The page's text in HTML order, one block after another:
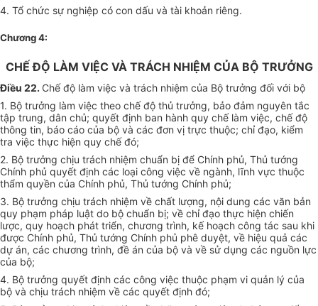
4. Tổ chức sự nghiệp có con dấu và tài khoản riêng.
Chương 4:
CHẾ ĐỘ LÀM VIỆC VÀ TRÁCH NHIỆM CỦA BỘ TRƯỞNG
Điều 22. Chế độ làm việc và trách nhiệm của Bộ trưởng đối với bộ
1. Bộ trưởng làm việc theo chế độ thủ trưởng, bảo đảm nguyên tắc
tập trung, dân chủ; quyết định ban hành quy chế làm việc, chế độ
thông tin, báo cáo của bộ và các đơn vị trực thuộc; chỉ đạo, kiểm
tra việc thực hiện quy chế đó;
2. Bộ trưởng chịu trách nhiệm chuẩn bị để Chính phủ, Thủ tướng
Chính phủ quyết định các loại công việc về ngành, lĩnh vực thuộc
thẩm quyền của Chính phủ, Thủ tướng Chính phủ;
3. Bộ trưởng chịu trách nhiệm về chất lượng, nội dung các văn bản
quy phạm pháp luật do bộ chuẩn bị; về chỉ đạo thực hiện chiến
lược, quy hoạch phát triển, chương trình, kế hoạch công tác sau khi
được Chính phủ, Thủ tướng Chính phủ phê duyệt, về hiệu quả các
dự án, các chương trình, đề án của bộ và về sử dụng các nguồn lực
của bộ;
4. Bộ trưởng quyết định các công việc thuộc phạm vi quản lý của
bộ và chịu trách nhiệm về các quyết định đó;